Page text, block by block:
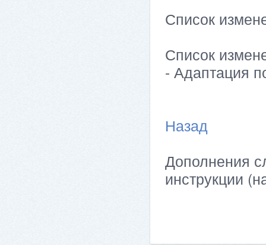
Список
Список
- Адаптация
Назад
Дополнения
инструкции